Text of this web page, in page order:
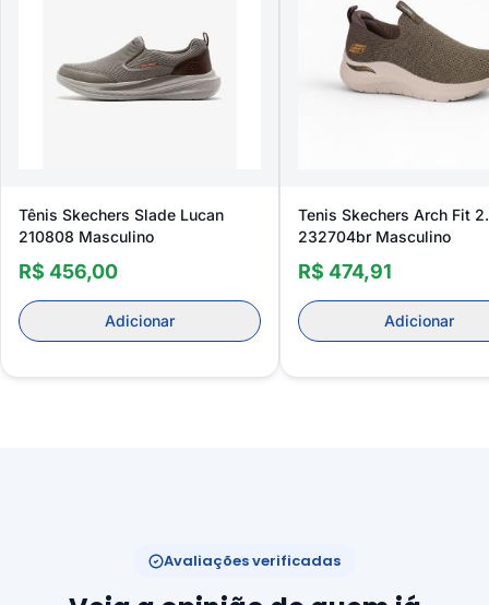
Tênis Skechers Slade Lucan
210808 Masculino
R$ 456,00
Adicionar
Tenis Skechers Arch Fit
232704br Masculino
R$ 474,91
Adicionar
Avaliações verificadas